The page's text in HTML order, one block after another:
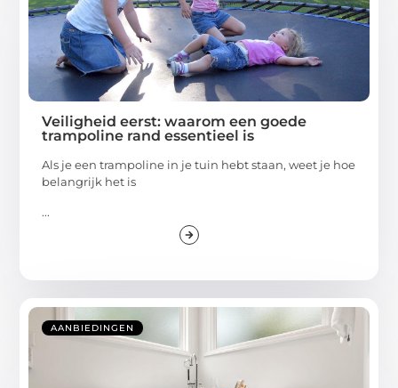
Veiligheid eerst: waarom een goede
trampoline rand essentieel is
Als je een trampoline in je tuin hebt staan, weet je hoe
belangrijk het is
...
AANBIEDINGEN